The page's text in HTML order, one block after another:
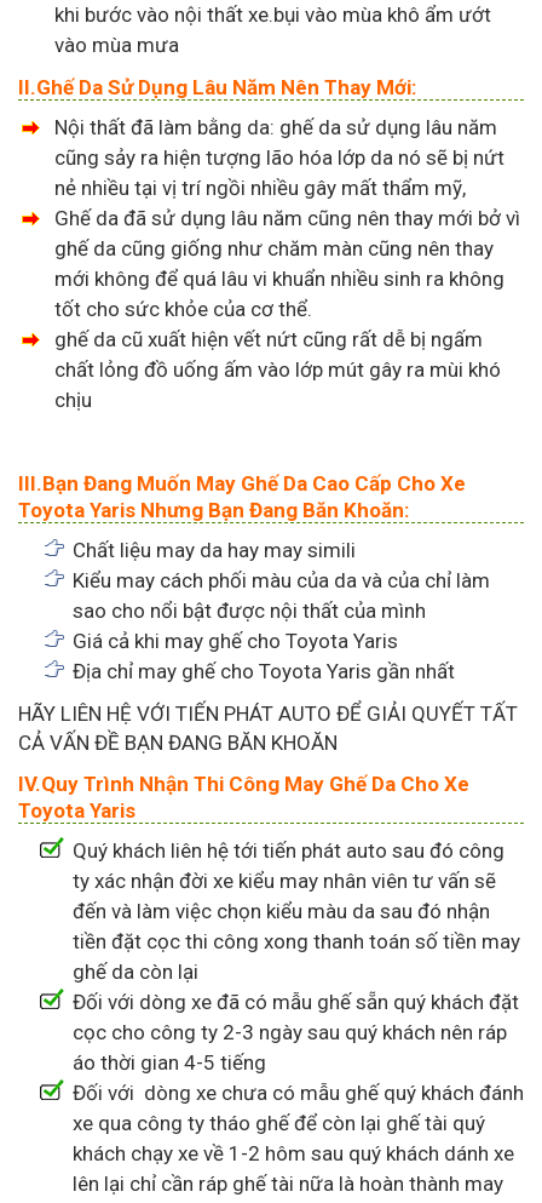
khi bước vào nội thất xe.bụi vào mùa khô ẩm ướt
vào mùa mưa
II.Ghế Da Sử Dụng Lâu Năm Nên Thay Mới:
Nội thất đã làm bằng da: ghế da sử dụng lâu năm
cũng sảy ra hiện tượng lão hóa lớp da nó sẽ bị nứt
nẻ nhiều tại vị trí ngồi nhiều gây mất thẩm mỹ,
Ghế da đã sử dụng lâu năm cũng nên thay mới bở vì
ghế da cũng giống như chăm màn cũng nên thay
mới không để quá lâu vi khuẩn nhiều sinh ra không
tốt cho sức khỏe của cơ thể.
ghế da cũ xuất hiện vết nứt cũng rất dễ bị ngấm
chất lỏng đồ uống ấm vào lớp mút gây ra mùi khó
chịu
III.Bạn Đang Muốn May Ghế Da Cao Cấp Cho Xe
Toyota Yaris Nhưng Bạn Đang Băn Khoăn:
Chất liệu may da hay may simili
Kiểu may cách phối màu của da và của chỉ làm
sao cho nổi bật được nội thất của mình
Giá cả khi may ghế cho Toyota Yaris
Địa chỉ may ghế cho Toyota Yaris gần nhất
HÃY LIÊN HỆ VỚI TIẾN PHÁT AUTO ĐỂ GIẢI QUYẾT TẤT
CẢ VẤN ĐỀ BẠN ĐANG BĂN KHOĂN
IV.Quy Trình Nhận Thi Công May Ghế Da Cho Xe
Toyota Yaris
Quý khách liên hệ tới tiến phát auto sau đó công
ty xác nhận đời xe kiểu may nhân viên tư vấn sẽ
đến và làm việc chọn kiểu màu da sau đó nhận
tiền đặt cọc thi công xong thanh toán số tiền may
ghế da còn lại
Đối với dòng xe đã có mẫu ghế sẵn quý khách đặt
cọc cho công ty 2-3 ngày sau quý khách nên ráp
áo thời gian 4-5 tiếng
Đối với dòng xe chưa có mẫu ghế quý khách đánh
xe qua công ty tháo ghế để còn lại ghế tài quý
khách chạy xe về 1-2 hôm sau quý khách dánh xe
lên lại chỉ cần ráp ghế tài nữa là hoàn thành may